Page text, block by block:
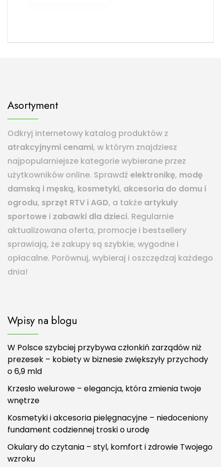
Asortyment
Odkryj internetowy katalog produktów z
atrakcyjnymi cenami, w którym znajdziesz
najpopularniejsze kategorie wybierane przez
użytkowników online. Sprawdź elektronikę, modę
damską i męską, kosmetyki, akcesoria do domu i
ogrodu, sprzęt RTV i AGD, a także artykuły
sportowe i zabawki dla dzieci. Regularnie
aktualizowana oferta, promocje i bestsellery
sprawiają, że zakupy są szybkie, wygodne i
opłacalne. Porównuj, wybieraj i oszczędzaj każdego
dnia!
Wpisy na blogu
W Polsce szybciej przybywa członkiń zarządów niż
prezesek – kobiety w biznesie zwiększyły przychody
o 6,9 mld
Krzesło welurowe – elegancja, która zmienia twoje
wnętrze
Kosmetyki i akcesoria pielęgnacyjne – niedoceniony
fundament codziennej troski o urodę
Okulary do czytania – styl, komfort i zdrowie Twojego
wzroku